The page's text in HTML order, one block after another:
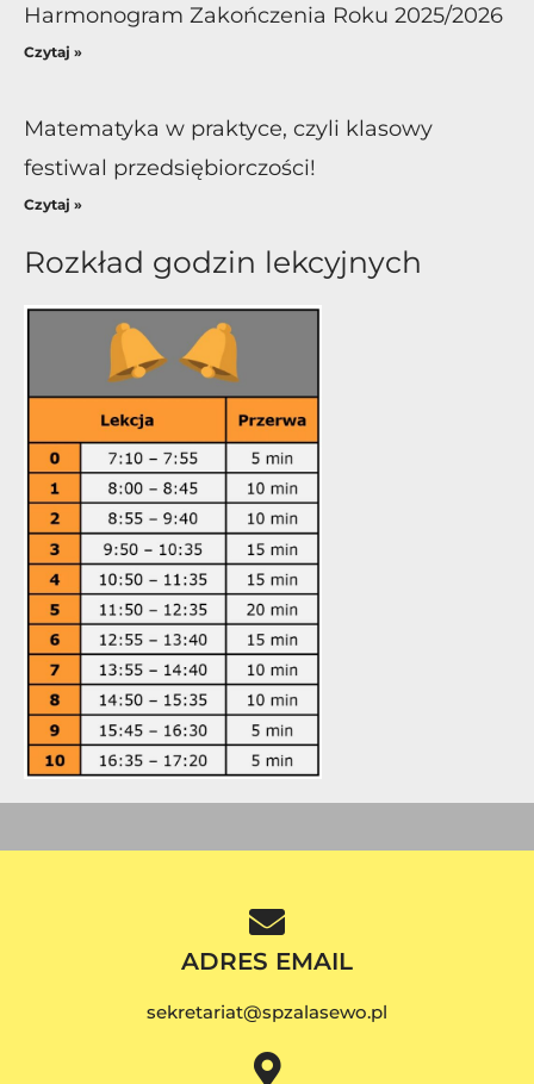
Harmonogram Zakończenia Roku 2025/2026
Czytaj »
Matematyka w praktyce, czyli klasowy
festiwal przedsiębiorczości!
Czytaj »
Rozkład godzin lekcyjnych
ADRES EMAIL
sekretariat@spzalasewo.pl